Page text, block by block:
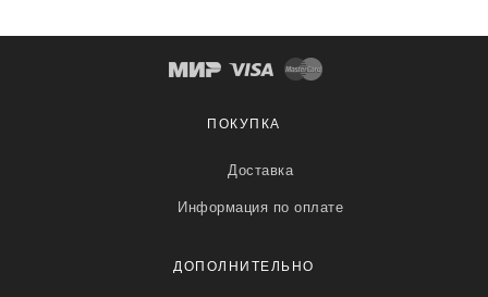
ПОКУПКА
Доставка
Информация по оплате
ДОПОЛНИТЕЛЬНО